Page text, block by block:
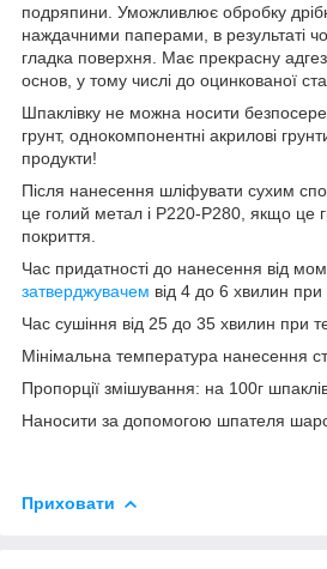
подряпини. Уможливлює обробку
наждачними паперами, в результаті
гладка поверхня. Має прекрасну
основ, у тому числі до оцинкованої
Шпаклівку не можна носити
грунт, однокомпонентні акрилові
продукти!
Після нанесення шліфувати сухим
це голий метал і Р220-Р280, якщо це
покриття.
Час придатності до нанесення від
затверджувачем від 4 до 6 хвилин при
Час сушіння від 25 до 35 хвилин при
Мінімальна температура нанесення
Пропорції змішування: на 100г
Наносити за допомогою шпателя
Приховати